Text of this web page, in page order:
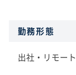
勤務形態
出社・リモー